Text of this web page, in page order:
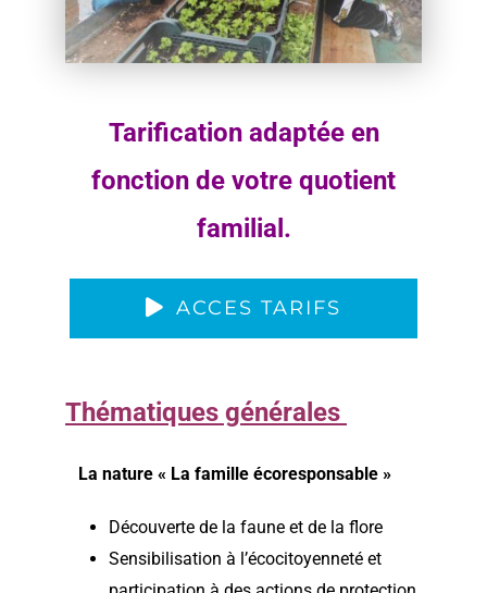
Tarification adaptée en
fonction de votre quotient
familial.
ACCES TARIFS
Thématiques générales
La nature « La famille écoresponsable »
Découverte de la faune et de la flore
Sensibilisation à l’écocitoyenneté et